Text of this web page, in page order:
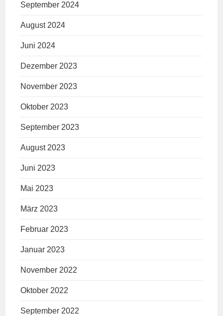
September 2024
August 2024
Juni 2024
Dezember 2023
November 2023
Oktober 2023
September 2023
August 2023
Juni 2023
Mai 2023
März 2023
Februar 2023
Januar 2023
November 2022
Oktober 2022
September 2022